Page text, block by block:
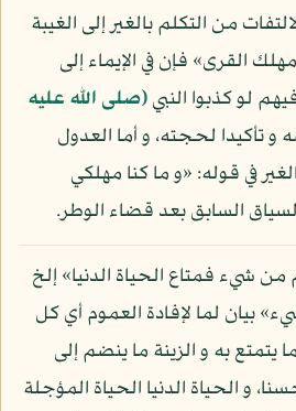
من التكلم بالغير إلى الغيبة
القرى» فإن في الإيماء إلى
لو كذبوا النبي(صلى الله عليه
و تأكيدا لحجته، و أما العدول
في قوله: «و ما كنا مهلكي
السابق بعد قضاء الوطر.
من شيء فمتاع الحياة الدنيا» إلخ
بيان لما لإفادة العموم أي كل
يتمتع به و الزينة ما ينضم إلى
و الحياة الدنيا الحياة المؤجلة